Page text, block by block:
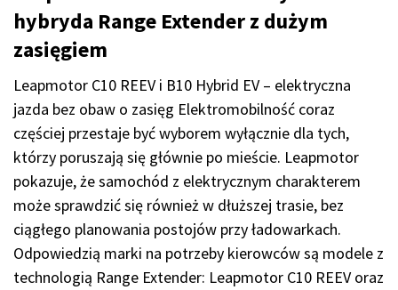
hybryda Range Extender z dużym
zasięgiem
Leapmotor C10 REEV i B10 Hybrid EV – elektryczna
jazda bez obaw o zasięg Elektromobilność coraz
częściej przestaje być wyborem wyłącznie dla tych,
którzy poruszają się głównie po mieście. Leapmotor
pokazuje, że samochód z elektrycznym charakterem
może sprawdzić się również w dłuższej trasie, bez
ciągłego planowania postojów przy ładowarkach.
Odpowiedzią marki na potrzeby kierowców są modele z
technologią Range Extender: Leapmotor C10 REEV oraz